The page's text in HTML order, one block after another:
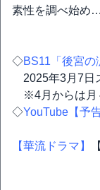
素性を調べ始め…
◇BS11「後宮の
2025年3月7日
※4月からは月
◇YouTube【予
【華流ドラマ】